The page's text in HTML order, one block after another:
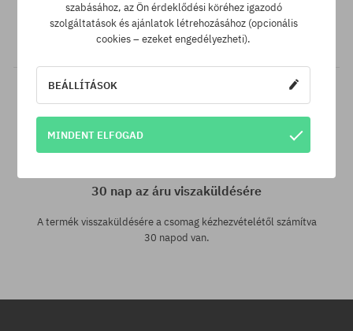
A legjobb árak nálunk vannak, de ha véletlenül egy más
webáruházban megtalálnád a termékünket alacsonyabb áron,
akkor csak neked levisszük a termék árát!
30 nap az áru viszaküldésére
A termék visszaküldésére a csomag kézhezvételétől számítva
30 napod van.
szabásához, az Ön érdeklődési köréhez igazodó
szolgáltatások és ajánlatok létrehozásához (opcionális
cookies – ezeket engedélyezheti).
BEÁLLÍTÁSOK
MINDENT ELFOGAD